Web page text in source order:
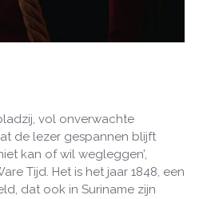
vol onverwachte
de lezer gespannen blijft
kan of wil wegleggen’,
Tijd. Het is het jaar 1848, een
dat ook in Suriname zijn